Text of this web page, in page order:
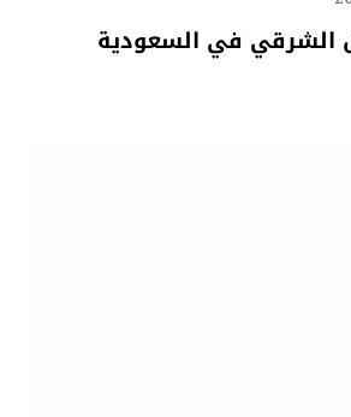
الشرقي في السعودية